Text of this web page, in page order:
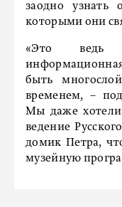
заодно узнать
которыми они
«Это ведь
быть
временем, –
Мы даже хотели
ведение
домик Петра,
музейную